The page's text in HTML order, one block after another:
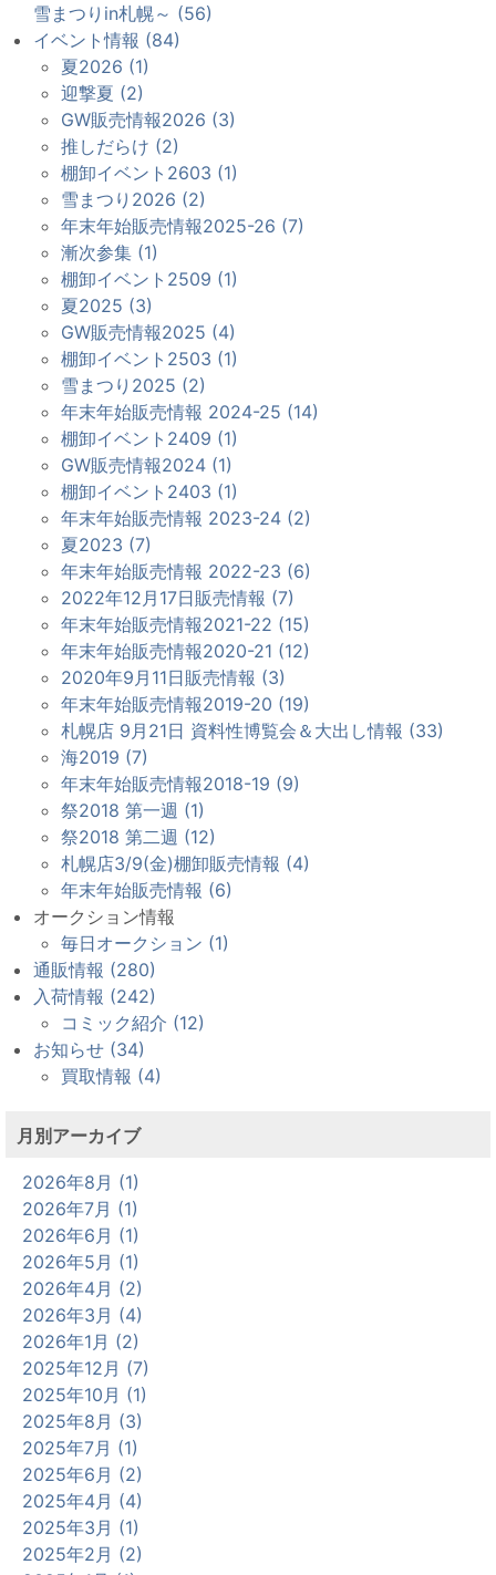
雪まつりin札幌～ (56)
イベント情報 (84)
夏2026 (1)
迎撃夏 (2)
GW販売情報2026 (3)
推しだらけ (2)
棚卸イベント2603 (1)
雪まつり2026 (2)
年末年始販売情報2025-26 (7)
漸次参集 (1)
棚卸イベント2509 (1)
夏2025 (3)
GW販売情報2025 (4)
棚卸イベント2503 (1)
雪まつり2025 (2)
年末年始販売情報 2024-25 (14)
棚卸イベント2409 (1)
GW販売情報2024 (1)
棚卸イベント2403 (1)
年末年始販売情報 2023-24 (2)
夏2023 (7)
年末年始販売情報 2022-23 (6)
2022年12月17日販売情報 (7)
年末年始販売情報2021-22 (15)
年末年始販売情報2020-21 (12)
2020年9月11日販売情報 (3)
年末年始販売情報2019-20 (19)
札幌店 9月21日 資料性博覧会＆大出し情報 (33)
海2019 (7)
年末年始販売情報2018-19 (9)
祭2018 第一週 (1)
祭2018 第二週 (12)
札幌店3/9(金)棚卸販売情報 (4)
年末年始販売情報 (6)
オークション情報
毎日オークション (1)
通販情報 (280)
入荷情報 (242)
コミック紹介 (12)
お知らせ (34)
買取情報 (4)
月別アーカイブ
2026年8月 (1)
2026年7月 (1)
2026年6月 (1)
2026年5月 (1)
2026年4月 (2)
2026年3月 (4)
2026年1月 (2)
2025年12月 (7)
2025年10月 (1)
2025年8月 (3)
2025年7月 (1)
2025年6月 (2)
2025年4月 (4)
2025年3月 (1)
2025年2月 (2)